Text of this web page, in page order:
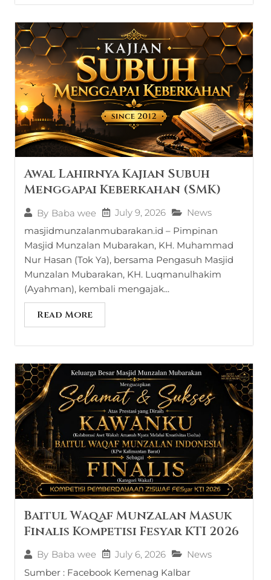
Awal Lahirnya Kajian Subuh
Menggapai Keberkahan (SMK)
By Baba wee July 9, 2026
News
masjidmunzalanmubarakan.id – Pimpinan
Masjid Munzalan Mubarakan, KH. Muhammad
Nur Hasan (Tok Ya), bersama Pengasuh Masjid
Munzalan Mubarakan, KH. Luqmanulhakim
(Ayahman), kembali mengajak...
Read More
Baitul Waqaf Munzalan Masuk
Finalis Kompetisi Fesyar KTI 2026
By Baba wee July 6, 2026
News
Sumber : Facebook Kemenag Kalbar